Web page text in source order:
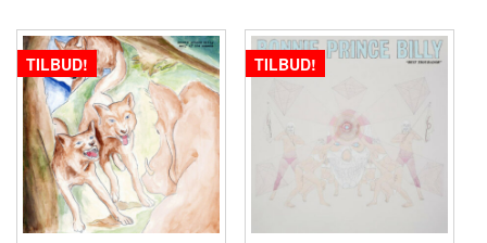
var:
179,95 kr..
er:
159,95 kr..
var:
219,95 kr..
er:
199,95
TILBUD! TILBUD!